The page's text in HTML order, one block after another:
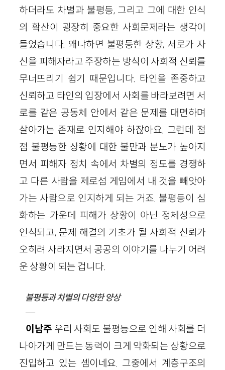
하더라도 차별과 불평등, 그리고 그에 대한 인식
의 확산이 굉장히 중요한 사회문제라는 생각이
들었습니다. 왜냐하면 불평등한 상황, 서로가 자
신을 피해자라고 주장하는 방식이 사회적 신뢰를
무너뜨리기 쉽기 때문입니다. 타인을 존중하고
신뢰하고 타인의 입장에서 사회를 바라보려면 서
로를 같은 공동체 안에서 같은 문제를 대면하며
살아가는 존재로 인지해야 하잖아요. 그런데 점
점 불평등한 상황에 대한 불만과 분노가 높아지
면서 피해자 정치 속에서 차별의 정도를 경쟁하
고 다른 사람을 제로섬 게임에서 내 것을 빼앗아
가는 사람으로 인지하게 되는 거죠. 불평등이 심
화하는 가운데 피해가 상황이 아닌 정체성으로
인식되고, 문제 해결의 기초가 될 사회적 신뢰가
오히려 사라지면서 공공의 이야기를 나누기 어려
운 상황이 되는 겁니다.
불평등과 차별의 다양한 양상
—
이남주 우리 사회도 불평등으로 인해 사회를 더
나아가게 만드는 동력이 크게 약화되는 상황으로
진입하고 있는 셈이네요. 그중에서 계층구조의